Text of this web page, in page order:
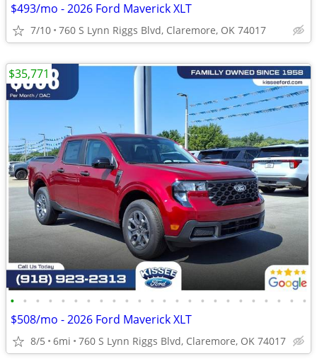
$493/mo - 2026 Ford Maverick XLT
7/10 760 S Lynn Riggs Blvd, Claremore, OK 74017
• • • • • • • • • • • • • • • • • • • • • • • •
$508/mo - 2026 Ford Maverick XLT
8/5 6mi 760 S Lynn Riggs Blvd, Claremore, OK 74017
$35,771